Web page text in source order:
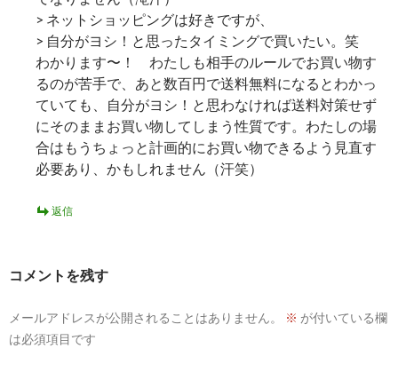
> ネットショッピングは好きですが、
> 自分がヨシ！と思ったタイミングで買いたい。笑
わかります〜！ わたしも相手のルールでお買い物す
るのが苦手で、あと数百円で送料無料になるとわかっ
ていても、自分がヨシ！と思わなければ送料対策せず
にそのままお買い物してしまう性質です。わたしの場
合はもうちょっと計画的にお買い物できるよう見直す
必要あり、かもしれません（汗笑）
返信
コメントを残す
メールアドレスが公開されることはありません。 ※ が付いている欄
は必須項目です